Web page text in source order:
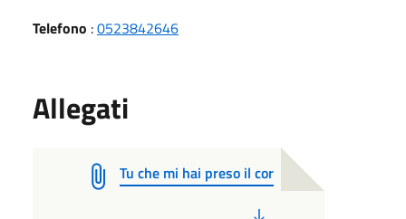
Telefono :0523842646
Allegati
Tu che mi hai preso il cor